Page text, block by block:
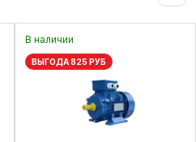
В наличии
ВЫГОДА 825 РУБ